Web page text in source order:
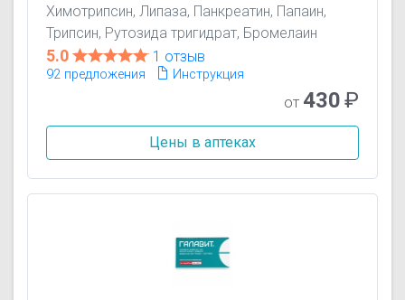
Химотрипсин, Липаза, Панкреатин, Папаин,
Трипсин, Рутозида тригидрат, Бромелаин
5.0 1 отзыв
92 предложения Инструкция
от 430₽
Цены в аптеках